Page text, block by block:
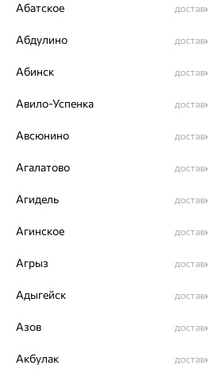
Абатское
Абдулино
Абинск
Авило-Успенка
Авсюнино
Агалатово
Агидель
Агинское
Агрыз
Адыгейск
Азов
Акбулак